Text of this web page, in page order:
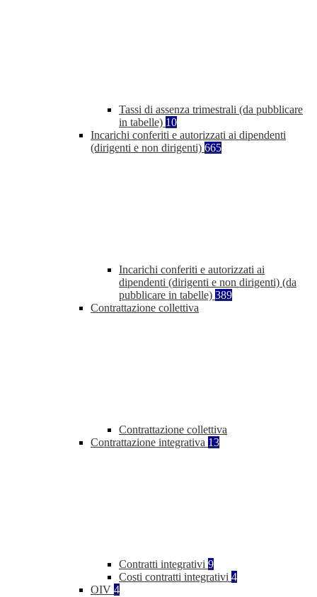
Tassi di assenza trimestrali (da pubblicare
in tabelle) 10
Incarichi conferiti e autorizzati ai dipendenti
(dirigenti e non dirigenti) 665
Incarichi conferiti e autorizzati ai
dipendenti (dirigenti e non dirigenti) (da
pubblicare in tabelle) 389
Contrattazione collettiva
Contrattazione collettiva
Contrattazione integrativa 13
Contratti integrativi 9
Costi contratti integrativi 4
OIV 4